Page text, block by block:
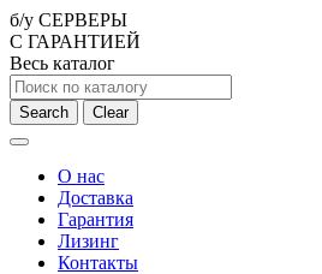
б/у СЕРВЕРЫ
С ГАРАНТИЕЙ
Весь каталог
Search Clear
О нас
Доставка
Гарантия
Лизинг
Контакты